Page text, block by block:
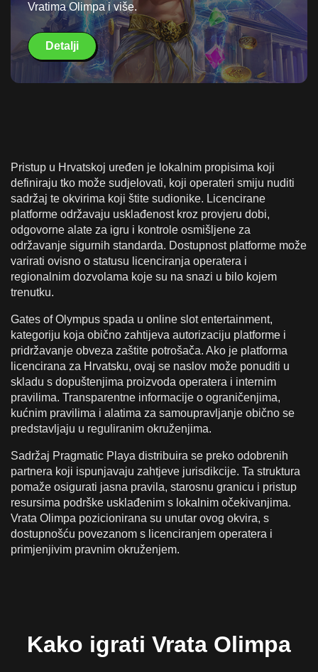
Vratima Olimpa i više.
Detalji
Pristup u Hrvatskoj uređen je lokalnim propisima koji
definiraju tko može sudjelovati, koji operateri smiju nuditi
sadržaj te okvirima koji štite sudionike. Licencirane
platforme održavaju usklađenost kroz provjeru dobi,
odgovorne alate za igru i kontrole osmišljene za
održavanje sigurnih standarda. Dostupnost platforme može
varirati ovisno o statusu licenciranja operatera i
regionalnim dozvolama koje su na snazi u bilo kojem
trenutku.
Gates of Olympus spada u online slot entertainment,
kategoriju koja obično zahtijeva autorizaciju platforme i
pridržavanje obveza zaštite potrošača. Ako je platforma
licencirana za Hrvatsku, ovaj se naslov može ponuditi u
skladu s dopuštenjima proizvoda operatera i internim
pravilima. Transparentne informacije o ograničenjima,
kućnim pravilima i alatima za samoupravljanje obično se
predstavljaju u reguliranim okruženjima.
Sadržaj Pragmatic Playa distribuira se preko odobrenih
partnera koji ispunjavaju zahtjeve jurisdikcije. Ta struktura
pomaže osigurati jasna pravila, starosnu granicu i pristup
resursima podrške usklađenim s lokalnim očekivanjima.
Vrata Olimpa pozicionirana su unutar ovog okvira, s
dostupnošću povezanom s licenciranjem operatera i
primjenjivim pravnim okruženjem.
Kako igrati Vrata Olimpa